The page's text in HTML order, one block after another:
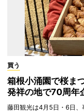
買う
箱根小涌園で桜ま
発祥の地で70周年
藤田観光は4月5日・6日